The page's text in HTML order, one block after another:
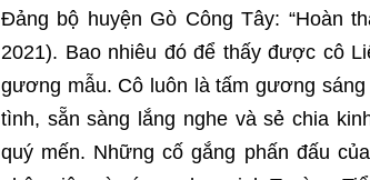
Đảng bộ huyện Gò Công Tây: “Hoàn
2021). Bao nhiêu đó để thấy được cô
gương mẫu. Cô luôn là tấm gương
tình, sẵn sàng lắng nghe và sẻ chia
quý mến. Những cố gắng phấn đấu